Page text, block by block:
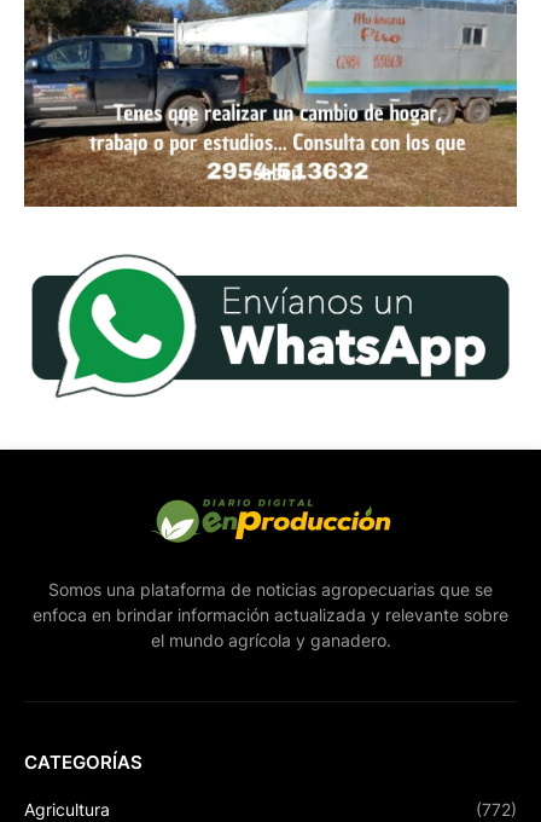
Somos una plataforma de noticias agropecuarias que se
enfoca en brindar información actualizada y relevante sobre
el mundo agrícola y ganadero.
CATEGORÍAS
Agricultura (772)